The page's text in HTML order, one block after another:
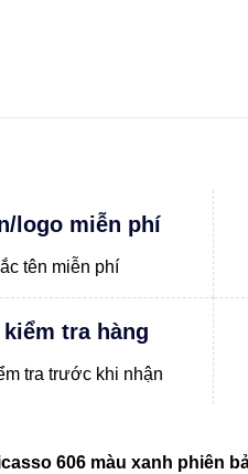
logo miễn phí
tên miễn phí
tra hàng
tra trước khi nhận
606 màu xanh phiên